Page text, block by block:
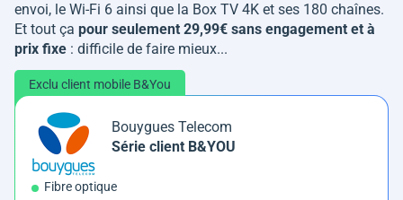
envoi, le Wi-Fi 6 ainsi que la Box TV 4K et ses 180 chaînes.
Et tout ça pour seulement 29,99€ sans engagement et à
prix fixe : difficile de faire mieux...
Exclu client mobile B&You
Bouygues Telecom
Série client B&YOU
Fibre optique